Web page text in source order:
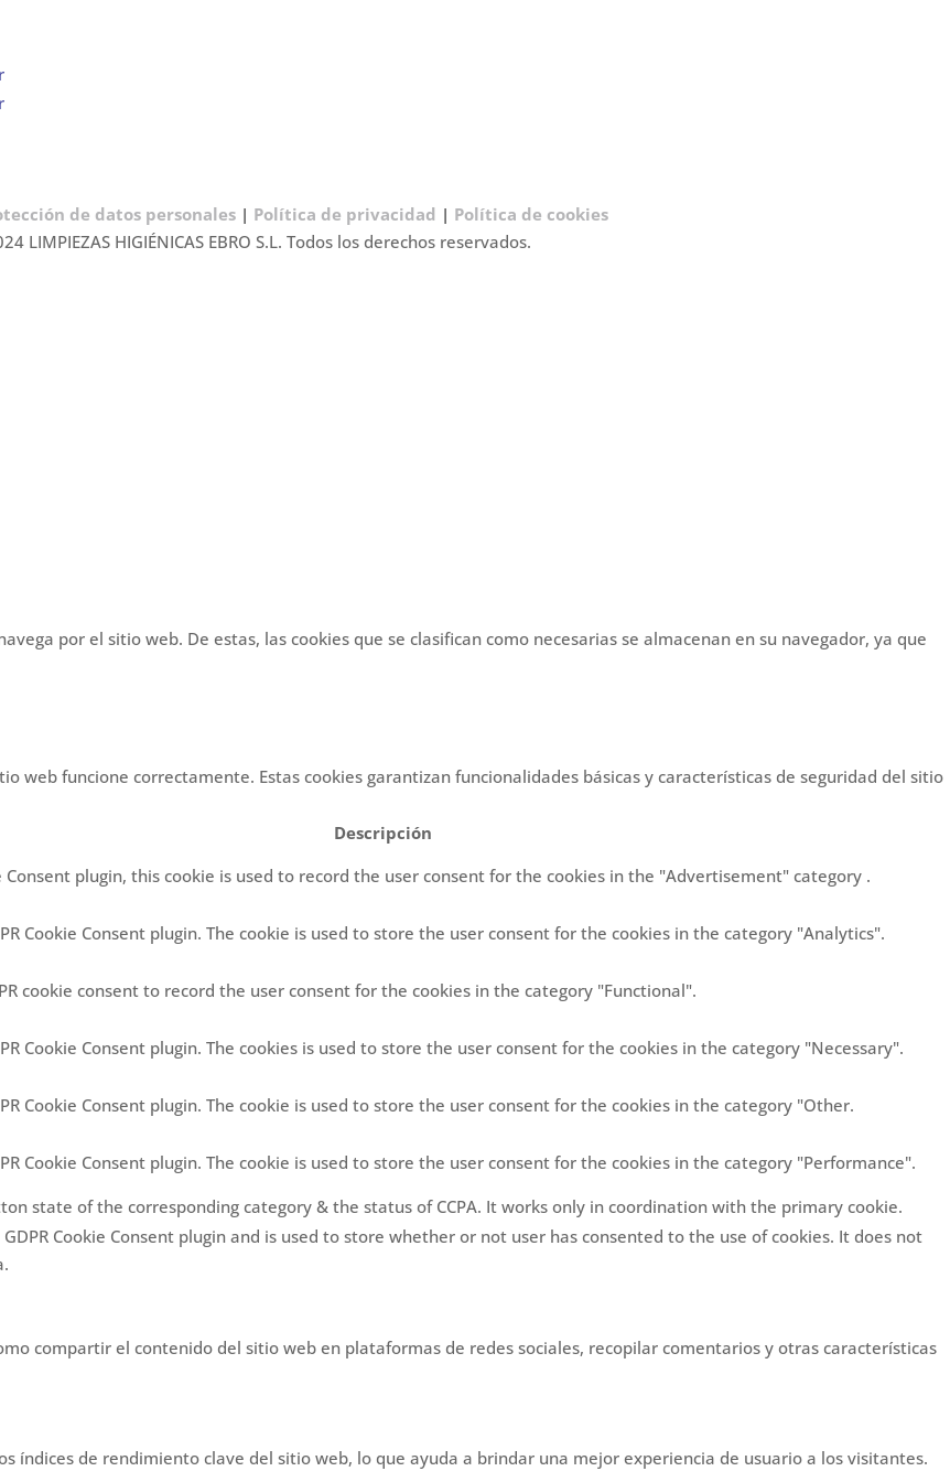
de datos personales | Política de privacidad | Política de cookies
LIMPIEZAS HIGIÉNICAS EBRO S.L. Todos los derechos reservados.
por el sitio web. De estas, las cookies que se clasifican como necesarias se almacenan en su navegador, ya que
web funcione correctamente. Estas cookies garantizan funcionalidades básicas y características de seguridad del sitio
Descripción
Consent plugin, this cookie is used to record the user consent for the cookies in the "Advertisement" category .
Cookie Consent plugin. The cookie is used to store the user consent for the cookies in the category "Analytics".
cookie consent to record the user consent for the cookies in the category "Functional".
Cookie Consent plugin. The cookies is used to store the user consent for the cookies in the category "Necessary".
Cookie Consent plugin. The cookie is used to store the user consent for the cookies in the category "Other.
Cookie Consent plugin. The cookie is used to store the user consent for the cookies in the category "Performance".
state of the corresponding category & the status of CCPA. It works only in coordination with the primary cookie.
Cookie Consent plugin and is used to store whether or not user has consented to the use of cookies. It does not
compartir el contenido del sitio web en plataformas de redes sociales, recopilar comentarios y otras características
índices de rendimiento clave del sitio web, lo que ayuda a brindar una mejor experiencia de usuario a los visitantes.